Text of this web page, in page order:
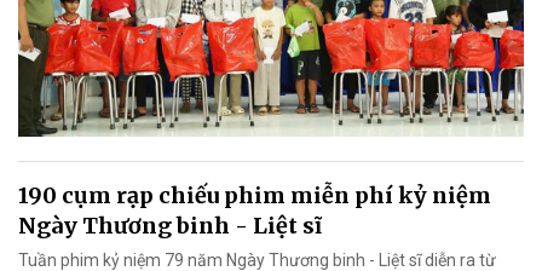
190 cụm rạp chiếu phim miễn phí kỷ niệm
Ngày Thương binh - Liệt sĩ
Tuần phim kỷ niệm 79 năm Ngày Thương binh - Liệt sĩ diễn ra từ